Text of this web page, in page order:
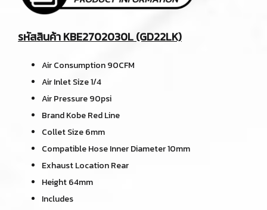
รหัสสินค้า KBE2702030L (GD22LK)
Air Consumption 90CFM
Air Inlet Size 1/4
Air Pressure 90psi
Brand Kobe Red Line
Collet Size 6mm
Compatible Hose Inner Diameter 10mm
Exhaust Location Rear
Height 64mm
Includes